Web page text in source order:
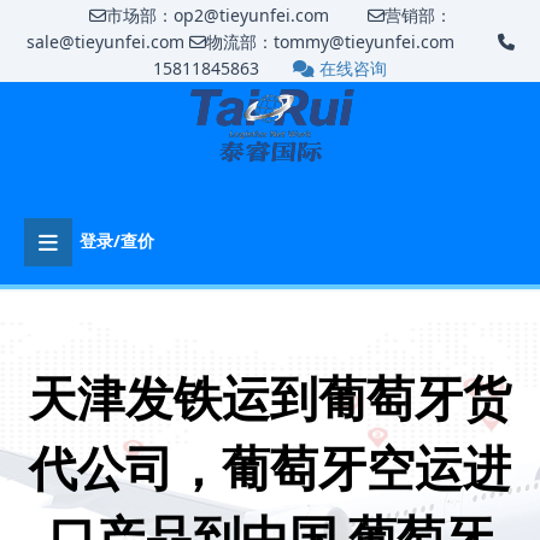
市场部：op2@tieyunfei.com
营销部：
sale@tieyunfei.com
物流部：tommy@tieyunfei.com
15811845863
在线咨询
登录/查价
天津发铁运到葡萄牙货
代公司，葡萄牙空运进